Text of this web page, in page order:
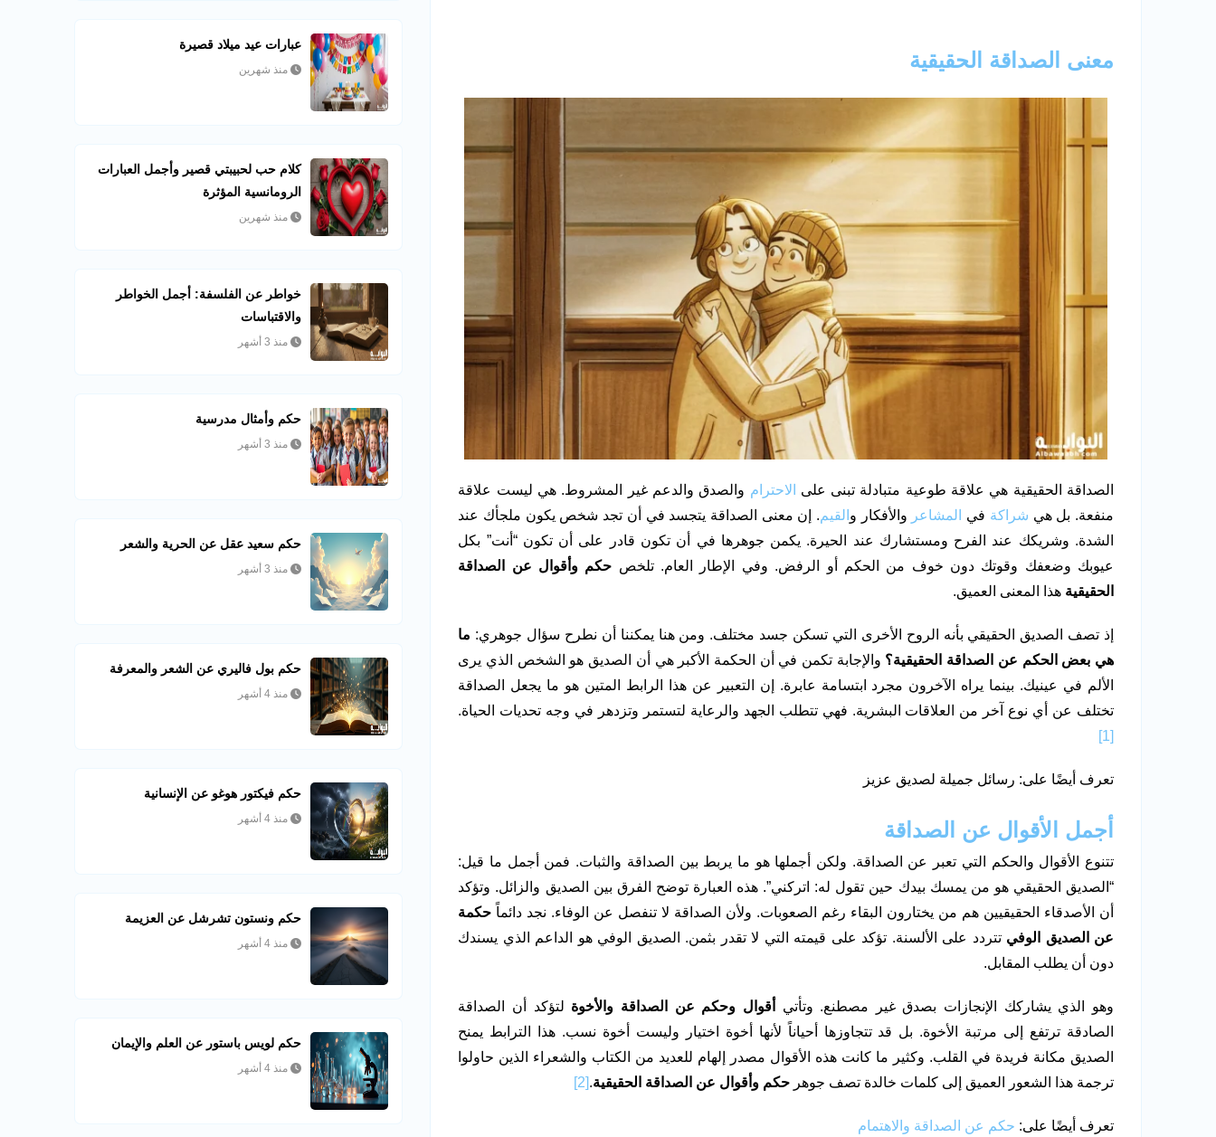
معنى الصداقة الحقيقية
الصداقة الحقيقية هي علاقة طوعية متبادلة تبنى على الاحترام والصدق والدعم غير المشروط. هي ليست علاقة
منفعة. بل هي شراكة في المشاعر والأفكار و القيم. إن معنى الصداقة يتجسد في أن تجد شخص يكون ملجأك عند
الشدة. وشريكك عند الفرح ومستشارك عند الحيرة. يكمن جوهرها في أن تكون قادر على أن تكون “أنت” بكل
عيوبك وضعفك وقوتك دون خوف من الحكم أو الرفض. وفي الإطار العام. تلخص حكم وأقوال عن الصداقة
الحقيقية هذا المعنى العميق.
إذ تصف الصديق الحقيقي بأنه الروح الأخرى التي تسكن جسد مختلف. ومن هنا يمكننا أن نطرح سؤال جوهري: ما
هي بعض الحكم عن الصداقة الحقيقية؟ والإجابة تكمن في أن الحكمة الأكبر هي أن الصديق هو الشخص الذي يرى
الألم في عينيك. بينما يراه الآخرون مجرد ابتسامة عابرة. إن التعبير عن هذا الرابط المتين هو ما يجعل الصداقة
تختلف عن أي نوع آخر من العلاقات البشرية. فهي تتطلب الجهد والرعاية لتستمر وتزدهر في وجه تحديات الحياة.
[1]
تعرف أيضًا على: رسائل جميلة لصديق عزيز
أجمل الأقوال عن الصداقة
تتنوع الأقوال والحكم التي تعبر عن الصداقة. ولكن أجملها هو ما يربط بين الصداقة والثبات. فمن أجمل ما قيل:
“الصديق الحقيقي هو من يمسك بيدك حين تقول له: اتركني”. هذه العبارة توضح الفرق بين الصديق والزائل. وتؤكد
أن الأصدقاء الحقيقيين هم من يختارون البقاء رغم الصعوبات. ولأن الصداقة لا تنفصل عن الوفاء. نجد دائماً حكمة
عن الصديق الوفي تتردد على الألسنة. تؤكد على قيمته التي لا تقدر بثمن. الصديق الوفي هو الداعم الذي يسندك
دون أن يطلب المقابل.
وهو الذي يشاركك الإنجازات بصدق غير مصطنع. وتأتي أقوال وحكم عن الصداقة والأخوة لتؤكد أن الصداقة
الصادقة ترتفع إلى مرتبة الأخوة. بل قد تتجاوزها أحياناً لأنها أخوة اختيار وليست أخوة نسب. هذا الترابط يمنح
الصديق مكانة فريدة في القلب. وكثير ما كانت هذه الأقوال مصدر إلهام للعديد من الكتاب والشعراء الذين حاولوا
ترجمة هذا الشعور العميق إلى كلمات خالدة تصف جوهر حكم وأقوال عن الصداقة الحقيقية.
[2]
تعرف أيضًا على: حكم عن الصداقة والاهتمام
عبارات عيد ميلاد قصيرة
منذ شهرين
كلام حب لحبيبتي قصير وأجمل العبارات
الرومانسية المؤثرة
منذ شهرين
خواطر عن الفلسفة: أجمل الخواطر
والاقتباسات
منذ 3 أشهر
حكم وأمثال مدرسية
منذ 3 أشهر
حكم سعيد عقل عن الحرية والشعر
منذ 3 أشهر
حكم بول فاليري عن الشعر والمعرفة
منذ 4 أشهر
حكم فيكتور هوغو عن الإنسانية
منذ 4 أشهر
حكم ونستون تشرشل عن العزيمة
منذ 4 أشهر
حكم لويس باستور عن العلم والإيمان
منذ 4 أشهر